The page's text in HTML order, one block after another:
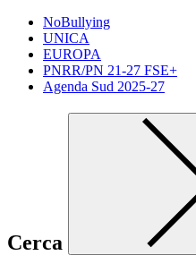
NoBullying
UNICA
EUROPA
PNRR/PN 21-27 FSE+
Agenda Sud 2025-27
Cerca